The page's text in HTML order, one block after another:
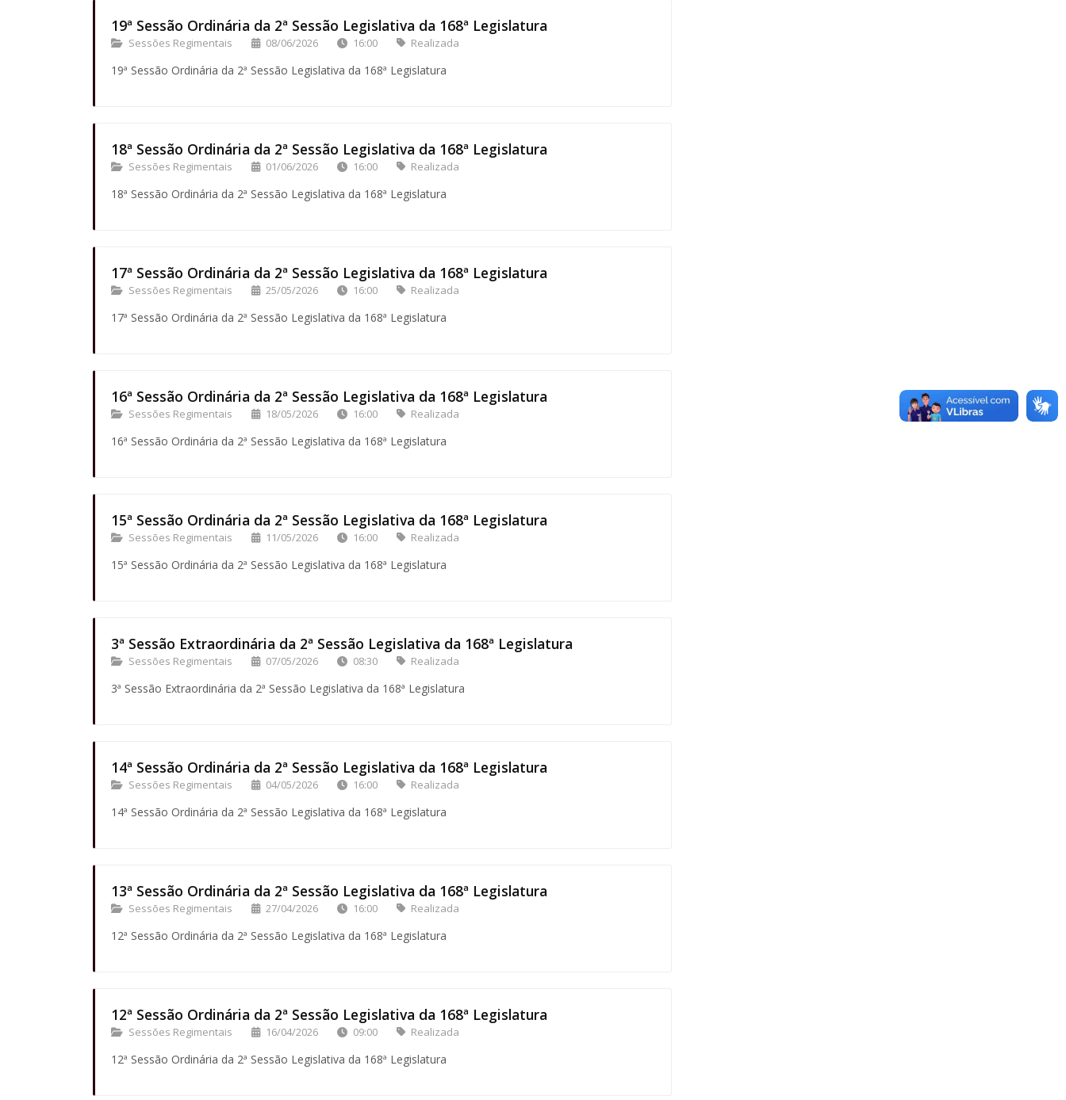
19ª Sessão Ordinária da 2ª Sessão Legislativa da 168ª Legislatura
Sessões Regimentais 08/06/2026 16:00 Realizada
19ª Sessão Ordinária da 2ª Sessão Legislativa da 168ª Legislatura
18ª Sessão Ordinária da 2ª Sessão Legislativa da 168ª Legislatura
Sessões Regimentais 01/06/2026 16:00 Realizada
18ª Sessão Ordinária da 2ª Sessão Legislativa da 168ª Legislatura
17ª Sessão Ordinária da 2ª Sessão Legislativa da 168ª Legislatura
Sessões Regimentais 25/05/2026 16:00 Realizada
17ª Sessão Ordinária da 2ª Sessão Legislativa da 168ª Legislatura
16ª Sessão Ordinária da 2ª Sessão Legislativa da 168ª Legislatura
Sessões Regimentais 18/05/2026 16:00 Realizada
16ª Sessão Ordinária da 2ª Sessão Legislativa da 168ª Legislatura
15ª Sessão Ordinária da 2ª Sessão Legislativa da 168ª Legislatura
Sessões Regimentais 11/05/2026 16:00 Realizada
15ª Sessão Ordinária da 2ª Sessão Legislativa da 168ª Legislatura
3ª Sessão Extraordinária da 2ª Sessão Legislativa da 168ª Legislatura
Sessões Regimentais 07/05/2026 08:30 Realizada
3ª Sessão Extraordinária da 2ª Sessão Legislativa da 168ª Legislatura
14ª Sessão Ordinária da 2ª Sessão Legislativa da 168ª Legislatura
Sessões Regimentais 04/05/2026 16:00 Realizada
14ª Sessão Ordinária da 2ª Sessão Legislativa da 168ª Legislatura
13ª Sessão Ordinária da 2ª Sessão Legislativa da 168ª Legislatura
Sessões Regimentais 27/04/2026 16:00 Realizada
12ª Sessão Ordinária da 2ª Sessão Legislativa da 168ª Legislatura
12ª Sessão Ordinária da 2ª Sessão Legislativa da 168ª Legislatura
Sessões Regimentais 16/04/2026 09:00 Realizada
12ª Sessão Ordinária da 2ª Sessão Legislativa da 168ª Legislatura